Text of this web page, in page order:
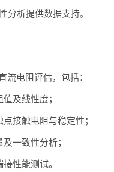
分析提供数据支持。
流电阻评估，包括：
及线性度；
接触电阻与稳定性；
一致性分析；
性能测试。